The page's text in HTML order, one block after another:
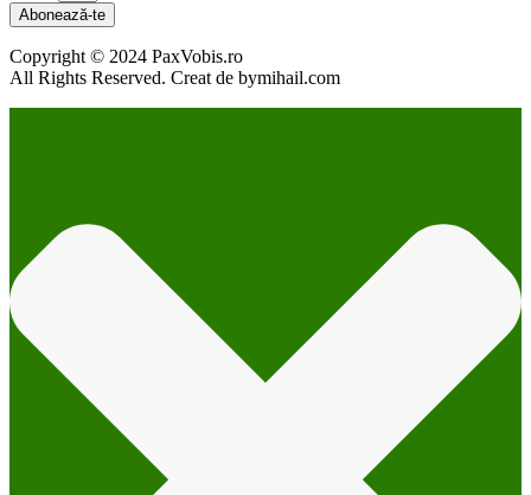
Abonează-te
Copyright © 2024 PaxVobis.ro
All Rights Reserved. Creat de bymihail.com